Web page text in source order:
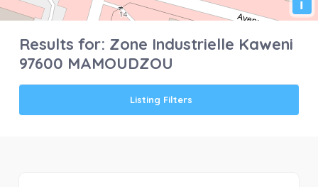
i
Results for: Zone Industrielle Kaweni
97600 MAMOUDZOU
Listing Filters